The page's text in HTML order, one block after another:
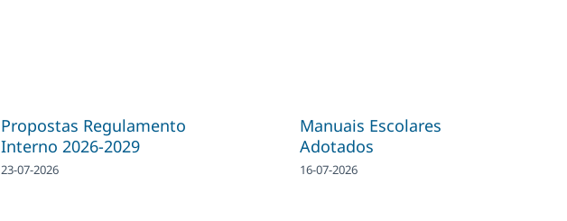
Propostas Regulamento
Interno 2026-2029
23-07-2026
Manuais Escolares
Adotados
16-07-2026